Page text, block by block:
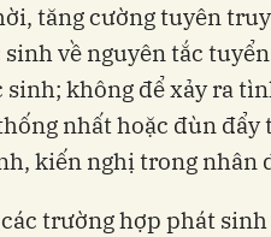
tăng cường tuyên
sinh về nguyên tắc
sinh; không để xảy ra
nhất hoặc đùn
kiến nghị trong nhân
trường hợp phát